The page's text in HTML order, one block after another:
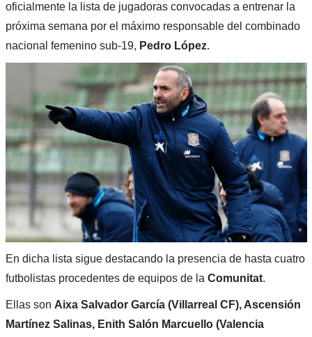
oficialmente la lista de jugadoras convocadas a entrenar la
próxima semana por el máximo responsable del combinado
nacional femenino sub-19, Pedro López.
En dicha lista sigue destacando la presencia de hasta cuatro
futbolistas procedentes de equipos de la Comunitat.
Ellas son Aixa Salvador García (Villarreal CF), Ascensión
Martínez Salinas, Enith Salón Marcuello (Valencia